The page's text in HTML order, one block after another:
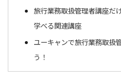
旅行業務取扱管理者講座だ
学べる関連講座
ユーキャンで旅行業務取扱
う！